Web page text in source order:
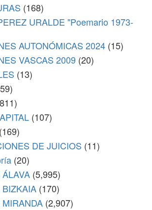
(168)
URALDE "Poemario 1973-
AUTONÓMICAS 2024 (15)
VASCAS 2009 (20)
(13)
(107)
(169)
DE JUICIOS (11)
(20)
(5,995)
(170)
(2,907)